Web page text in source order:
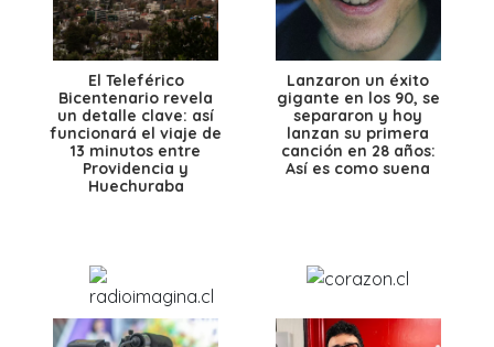
El Teleférico
Bicentenario revela
un detalle clave: así
funcionará el viaje de
13 minutos entre
Providencia y
Huechuraba
Lanzaron un éxito
gigante en los 90, se
separaron y hoy
lanzan su primera
canción en 28 años:
Así es como suena